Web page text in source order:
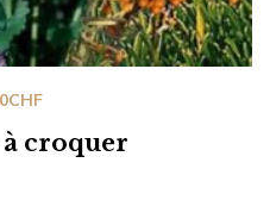
croquer
CHF